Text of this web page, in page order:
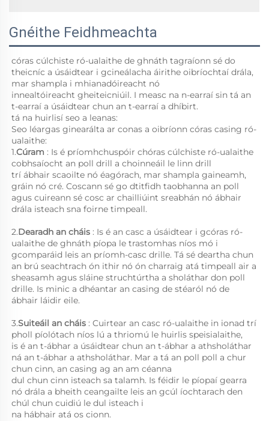
Gnéithe Feidhmeachta
córas cúlchiste ró-ualaithe de ghnáth tagraíonn sé do
theicníc a úsáidtear i gcineálacha áirithe oibríochtaí drála,
mar shampla i mhianadóireacht nó
innealtóireacht gheiteicniúil. I measc na n-earraí sin tá an
t-earraí a úsáidtear chun an t-earraí a dhíbirt.
tá na huirlisí seo a leanas:
Seo léargas ginearálta ar conas a oibríonn córas casing ró-
ualaithe:
1.Cúram : Is é príomhchuspóir chóras cúlchiste ró-ualaithe
cobhsaíocht an poll drill a choinneáil le linn drill
trí ábhair scaoilte nó éagórach, mar shampla gaineamh,
gráin nó cré. Coscann sé go dtitfidh taobhanna an poll
agus cuireann sé cosc ar chailliúint sreabhán nó ábhair
drála isteach sna foirne timpeall.
2.Dearadh an cháis : Is é an casc a úsáidtear i gcóras ró-
ualaithe de ghnáth píopa le trastomhas níos mó i
gcomparáid leis an príomh-casc drille. Tá sé deartha chun
an brú seachtrach ón ithir nó ón charraig atá timpeall air a
sheasamh agus sláine struchtúrtha a sholáthar don poll
drille. Is minic a dhéantar an casing de stéaról nó de
ábhair láidir eile.
3.Suiteáil an cháis : Cuirtear an casc ró-ualaithe in ionad trí
pholl píolótach níos lú a thriomú le huirlis speisialaithe,
is é an t-ábhar a úsáidtear chun an t-ábhar a athsholáthar
ná an t-ábhar a athsholáthar. Mar a tá an poll poll a chur
chun cinn, an casing ag an am céanna
dul chun cinn isteach sa talamh. Is féidir le píopaí gearra
nó drála a bheith ceangailte leis an gcúl íochtarach den
chúl chun cuidiú le dul isteach i
na hábhair atá os cionn.